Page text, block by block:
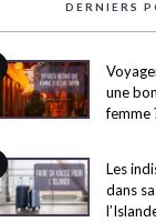
DERNIERS
une
femme
Les
dans